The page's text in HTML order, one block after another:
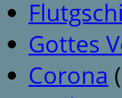
Gottes
Corona